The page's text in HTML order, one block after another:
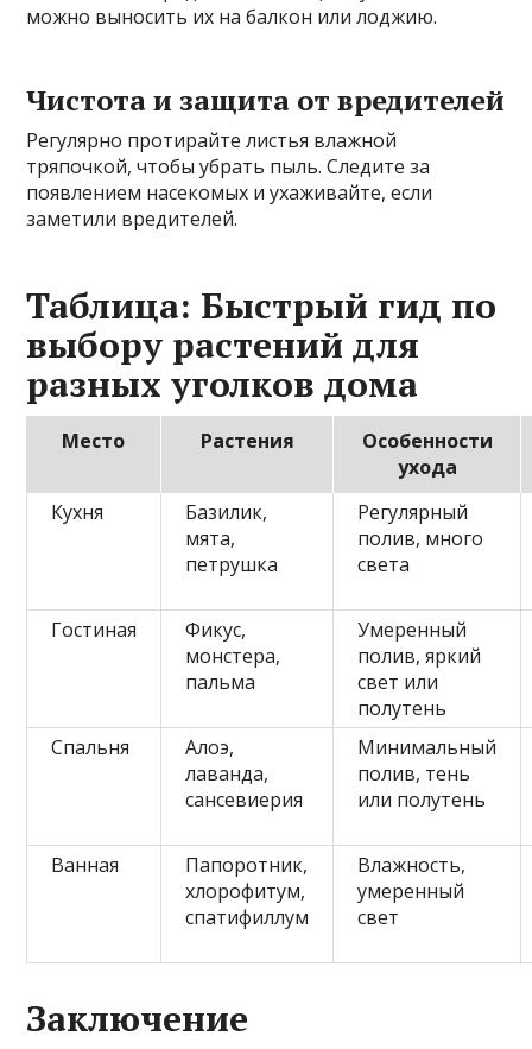
можно выносить их на балкон или лоджию.
Чистота и защита от вредителей
Регулярно протирайте листья влажной
тряпочкой, чтобы убрать пыль. Следите за
появлением насекомых и ухаживайте, если
заметили вредителей.
Таблица: Быстрый гид по
выбору растений для
разных уголков дома
Место Растения
Особенности
ухода
Кухня
Базилик,
мята,
петрушка
Регулярный
полив, много
света
Гостиная
Фикус,
монстера,
пальма
Умеренный
полив, яркий
свет или
полутень
Спальня
Алоэ,
лаванда,
сансевиерия
Минимальный
полив, тень
или полутень
Ванная
Папоротник,
хлорофитум,
спатифиллум
Влажность,
умеренный
свет
Заключение